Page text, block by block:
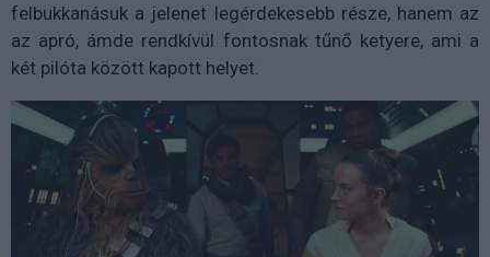
felbukkanásuk a jelenet legérdekesebb része, hanem az
az apró, ámde rendkívül fontosnak tűnő ketyere, ami a
két pilóta között kapott helyet.